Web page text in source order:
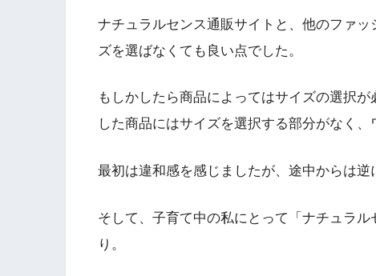
ナチュラルセンス通販サイトと、他のファッ
ズを選ばなくても良い点でした。
もしかしたら商品によってはサイズの選択
した商品にはサイズを選択する部分がなく、
最初は違和感を感じましたが、途中からは逆
そして、子育て中の私にとって「ナチュラ
り。